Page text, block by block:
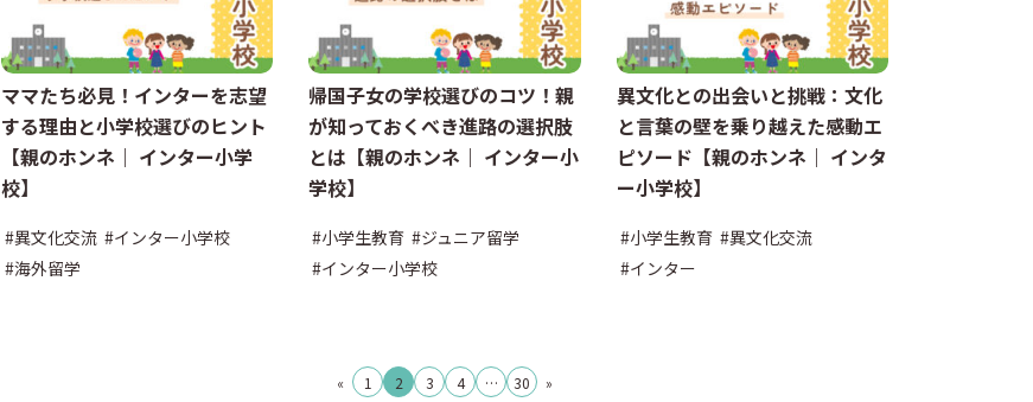
ママたち必見！インターを志望
する理由と小学校選びのヒント
【親のホンネ｜ インター小学
校】
#異文化交流 #インター小学校
#海外留学
帰国子女の学校選びのコツ！親
が知っておくべき進路の選択肢
とは【親のホンネ｜ インター小
学校】
#小学生教育 #ジュニア留学
#インター小学校
異文化との出会いと挑戦：文化
と言葉の壁を乗り越えた感動エ
ピソード【親のホンネ｜ インタ
ー小学校】
#小学生教育 #異文化交流
#インター
« 1 2 3 4 … 30 »